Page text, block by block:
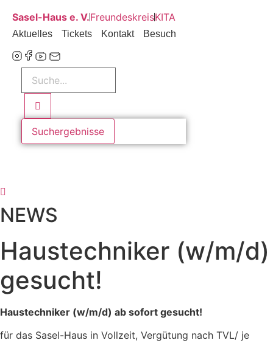
Inhalt
wechseln
Sasel-Haus e. V.FreundeskreisKITA
Aktuelles Tickets Kontakt Besuch
Search
Suchergebnisse
NEWS
Haustechniker (w/m/d)
gesucht!
Haustechniker (w/m/d) ab sofort gesucht!
für das Sasel-Haus in Vollzeit, Vergütung nach TVL/ je